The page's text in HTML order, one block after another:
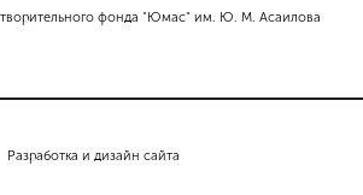
фонда "Юмас" им. Ю. М. Асаилова
Разработка и дизайн сайта